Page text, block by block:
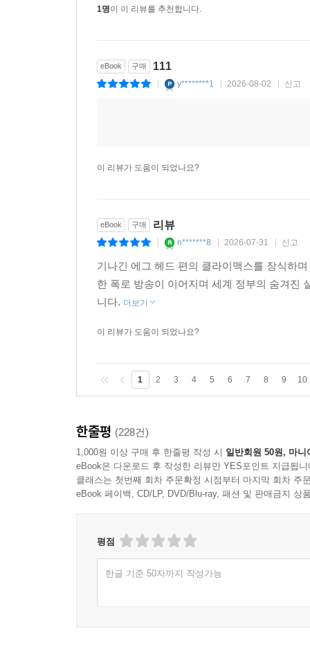
1명이 이 리뷰를 추천합니다.
eBook 구매 111
y********1 2026-08-02 신고
이 리뷰가 도움이 되었나요?
eBook 구매 리뷰
n*******8 2026-07-31 신고
기나긴 에그 헤드 편의 클라이맥스를 장식하
한 폭로 방송이 이어지며 세계 정부의 숨겨진
니다. 더보기
이 리뷰가 도움이 되었나요?
1 2 3 4 5 6 7 8 9 10
한줄평 (228건)
1,000원 이상 구매 후 한줄평 작성 시 일반회원 50원, 마니
eBook은 다운로드 후 작성한 리뷰만 YES포인트 지급됩니
클래스는 첫번째 회차 주문확정 시점부터 마지막 회차 주
eBook 페이백, CD/LP, DVD/Blu-ray, 패션 및 판매금지 상
평점
한글 기준 50자까지 작성가능